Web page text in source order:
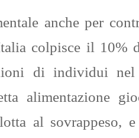
anche per
colpisce il 10%
di individui
alimentazione
al sovrappeso,